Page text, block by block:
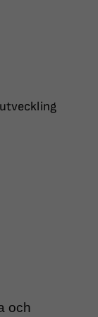
och